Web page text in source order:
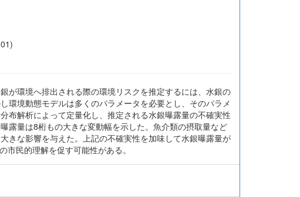
が環境へ排出される際の環境リスクを推定するには、水銀の
環境動態モデルは多くのパラメータを必要とし、そのパラメ
布解析によって定量化し、推定される水銀曝露量の不確実性
露量は8桁もの大きな変動幅を示した。魚介類の摂取量など
きな影響を与えた。上記の不確実性を加味して水銀曝露量が
民的理解を促す可能性がある。